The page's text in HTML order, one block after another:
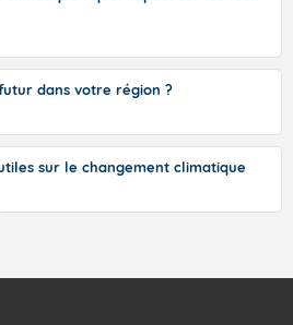
dans votre région ?
sur le changement climatique